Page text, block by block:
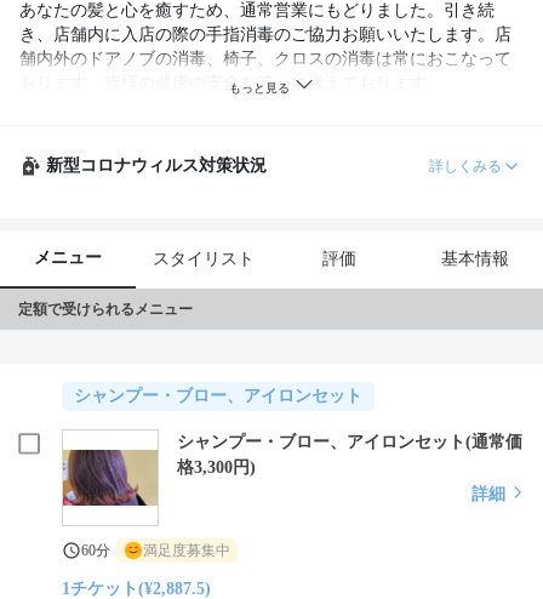
あなたの髪と心を癒すため、通常営業にもどりました。引き続
き、店舗内に入店の際の手指消毒のご協力お願いいたします。店
舗内外のドアノブの消毒、椅子、クロスの消毒は常におこなって
おります。皆様の健康の安全を第一に考えております
新型コロナウィルス対策状況 詳しくみる
メニュー スタイリスト 評価 基本情報
定額で受けられるメニュー
シャンプー・ブロー、アイロンセット
シャンプー・ブロー、アイロンセット(通常価
格3,300円)
詳細
60分 満足度募集中
1チケット(¥2,887.5)